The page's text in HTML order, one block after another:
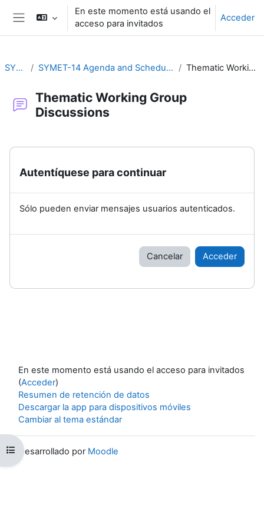
Salta al contenido principal
Panel lateral
En este momento está usando el
acceso para invitados
Acceder
Abrir índice del curso
SYMET-14 SYMET-14 Agenda and Schedule Details (22 to 25 November 2021) Thematic Working Group Discussions
Thematic Working Group
Discussions
Autentíquese para continuar
Sólo pueden enviar mensajes usuarios autenticados.
Cancelar Acceder
En este momento está usando el acceso para invitados
(Acceder)
Resumen de retención de datos
Descargar la app para dispositivos móviles
Cambiar al tema estándar
Desarrollado por Moodle